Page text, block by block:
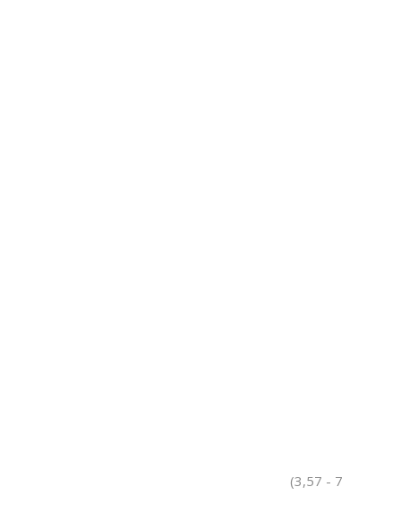
(3,57 - 7